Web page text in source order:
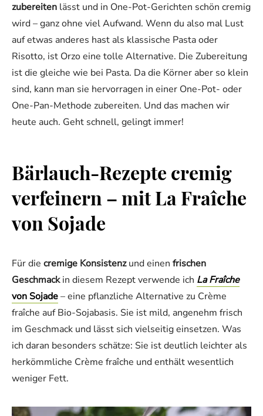
zubereiten lässt und in One-Pot-Gerichten schön cremig
wird – ganz ohne viel Aufwand. Wenn du also mal Lust
auf etwas anderes hast als klassische Pasta oder
Risotto, ist Orzo eine tolle Alternative. Die Zubereitung
ist die gleiche wie bei Pasta. Da die Körner aber so klein
sind, kann man sie hervorragen in einer One-Pot- oder
One-Pan-Methode zubereiten. Und das machen wir
heute auch. Geht schnell, gelingt immer!
Bärlauch-Rezepte cremig
verfeinern – mit La Fraîche
von Sojade
Für die cremige Konsistenzund einen frischen
Geschmackin diesem Rezept verwende ich La Fraîche
von Sojade– eine pflanzliche Alternative zu Crème
fraîche auf Bio-Sojabasis. Sie ist mild, angenehm frisch
im Geschmack und lässt sich vielseitig einsetzen. Was
ich daran besonders schätze: Sie ist deutlich leichter als
herkömmliche Crème fraîche und enthält wesentlich
weniger Fett.